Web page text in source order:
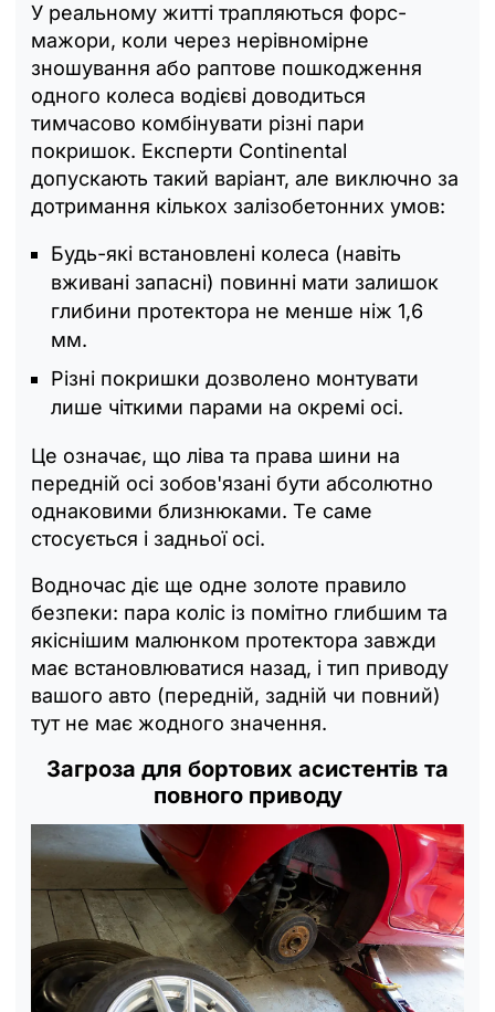
У реальному житті трапляються форс-
мажори, коли через нерівномірне
зношування або раптове пошкодження
одного колеса водієві доводиться
тимчасово комбінувати різні пари
покришок. Експерти Continental
допускають такий варіант, але виключно за
дотримання кількох залізобетонних умов:
Будь-які встановлені колеса (навіть
вживані запасні) повинні мати залишок
глибини протектора не менше ніж 1,6
мм.
Різні покришки дозволено монтувати
лише чіткими парами на окремі осі.
Це означає, що ліва та права шини на
передній осі зобов'язані бути абсолютно
однаковими близнюками. Те саме
стосується і задньої осі.
Водночас діє ще одне золоте правило
безпеки: пара коліс із помітно глибшим та
якіснішим малюнком протектора завжди
має встановлюватися назад, і тип приводу
вашого авто (передній, задній чи повний)
тут не має жодного значення.
Загроза для бортових асистентів та
повного приводу